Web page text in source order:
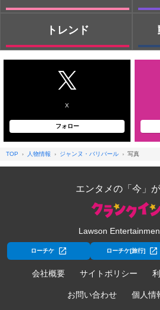
トレンド
X
フォロー
TOP 人物情報 ジャンヌ・バリバール 写真
エンタメの「今」
Lawson
ローチケ ローチケ[旅行]
会社概要 サイトポリシー
お問い合わせ 個人情